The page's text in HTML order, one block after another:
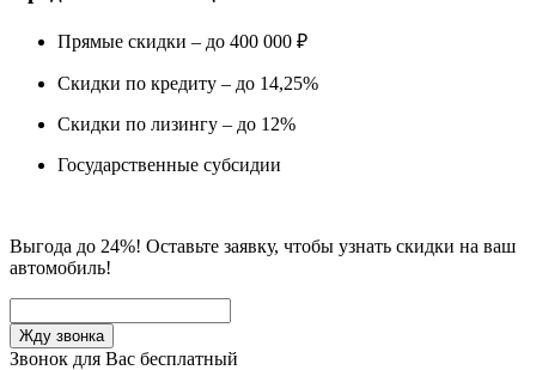
Прямые скидки – до 400 000 ₽
Скидки по кредиту – до 14,25%
Скидки по лизингу – до 12%
Государственные субсидии
Выгода до 24%! Оставьте заявку, чтобы узнать скидки на ваш
автомобиль!
Звонок для Вас бесплатный